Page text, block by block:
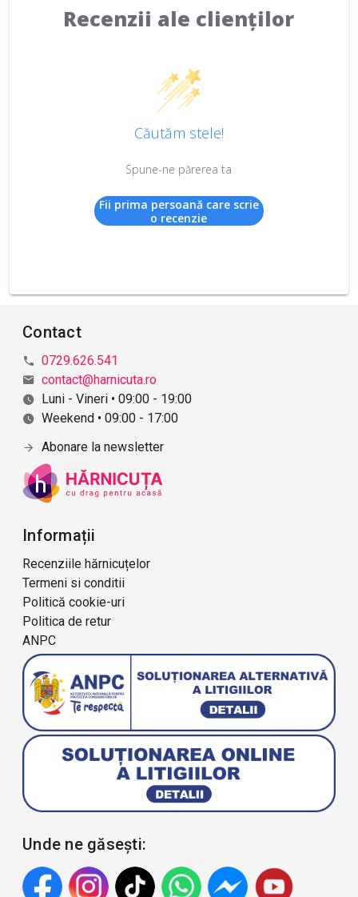
Recenzii ale clienților
Căutăm stele!
Spune-ne părerea ta
Fii prima persoană care scrie
o recenzie
Contact
0729.626.541
contact@harnicuta.ro
Luni - Vineri • 09:00 - 19:00
Weekend • 09:00 - 17:00
Abonare la newsletter
Informații
Recenziile hărnicuțelor
Termeni si conditii
Politică cookie-uri
Politica de retur
ANPC
Unde ne găsești: